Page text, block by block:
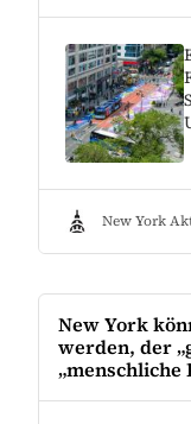
New York
New York
werden, der